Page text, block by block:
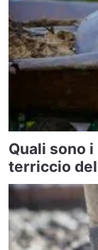
Quali sono
terriccio